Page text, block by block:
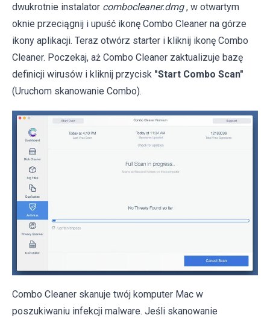
dwukrotnie instalator combocleaner.dmg , w otwartym
oknie przeciągnij i upuść ikonę Combo Cleaner na górze
ikony aplikacji. Teraz otwórz starter i kliknij ikonę Combo
Cleaner. Poczekaj, aż Combo Cleaner zaktualizuje bazę
definicji wirusów i kliknij przycisk "Start Combo Scan"
(Uruchom skanowanie Combo).
Combo Cleaner skanuje twój komputer Mac w
poszukiwaniu infekcji malware. Jeśli skanowanie